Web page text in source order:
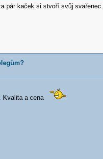
pár kaček si stvoří svůj svařenec.
Kvalita a cena